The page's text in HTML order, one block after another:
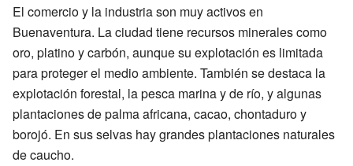
El comercio y la industria son muy activos en
Buenaventura. La ciudad tiene recursos minerales como
oro, platino y carbón, aunque su explotación es limitada
para proteger el medio ambiente. También se destaca la
explotación forestal, la pesca marina y de río, y algunas
plantaciones de palma africana, cacao, chontaduro y
borojó. En sus selvas hay grandes plantaciones naturales
de caucho.